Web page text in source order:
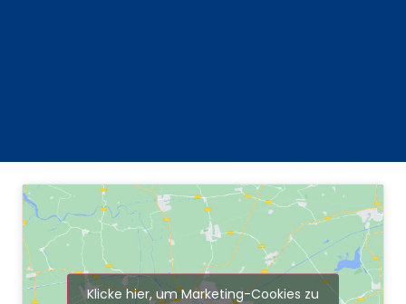
Klicke hier, um Marketing-Cookies zu